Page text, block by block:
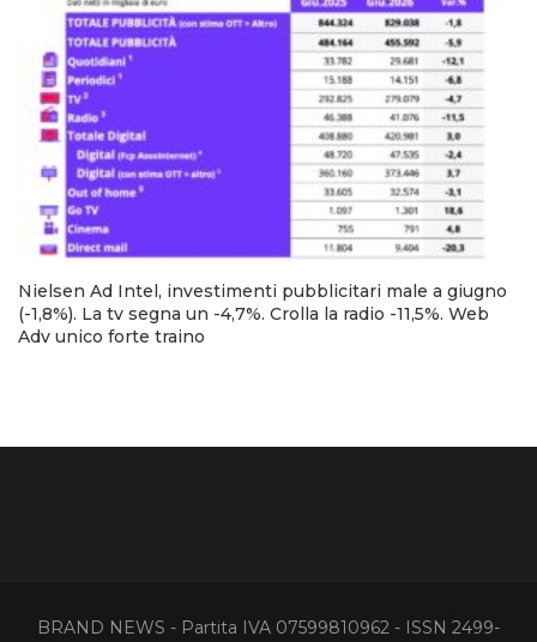
Nielsen Ad Intel, investimenti pubblicitari male a giugno
(-1,8%). La tv segna un -4,7%. Crolla la radio -11,5%. Web
Adv unico forte traino
BRAND NEWS - Partita IVA 07599810962 - ISSN 2499-